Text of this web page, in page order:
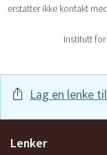
erstatter ikke kontakt
Institutt
Lag en lenke
Lenker